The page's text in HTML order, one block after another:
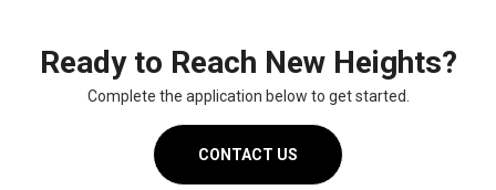
Ready to Reach New Heights?
Complete the application below to get started.
CONTACT US